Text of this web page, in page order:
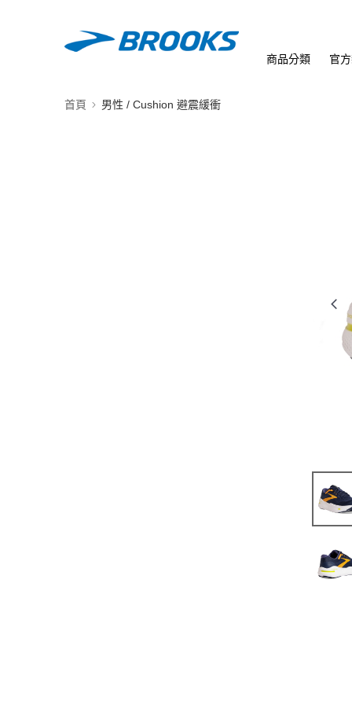
商品分類 官
首頁 男性 / Cushion 避震緩衝